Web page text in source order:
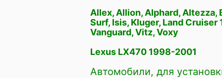
Allex, Allion, Alphard, Altezza,
Surf, Isis, Kluger, Land Cruiser
Vanguard, Vitz, Voxy
Lexus LX470 1998-2001
Автомобили, для